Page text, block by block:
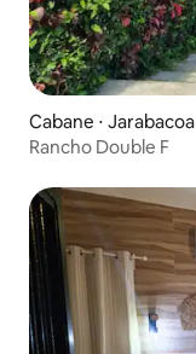
Cabane ⋅ Jarabacoa
Rancho Double F